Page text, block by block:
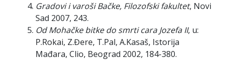
Gradovi i varoši Bačke, Filozofski fakultet, Novi
Sad 2007, 243.
Od Mohačke bitke do smrti cara Jozefa II, u:
P.Rokai, Z.Đere, T.Pal, A.Kasaš, Istorija
Mađara, Clio, Beograd 2002, 184-380.